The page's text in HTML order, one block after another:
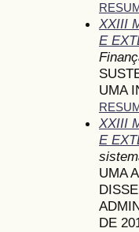
XXIII
E
UMA
XXIII
E
UMA
DE